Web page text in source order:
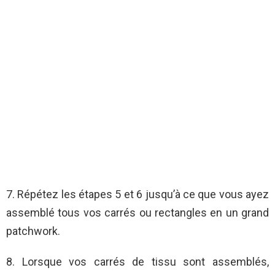
7. Répétez les étapes 5 et 6 jusqu’à ce que vous ayez
assemblé tous vos carrés ou rectangles en un grand
patchwork.
8. Lorsque vos carrés de tissu sont assemblés,